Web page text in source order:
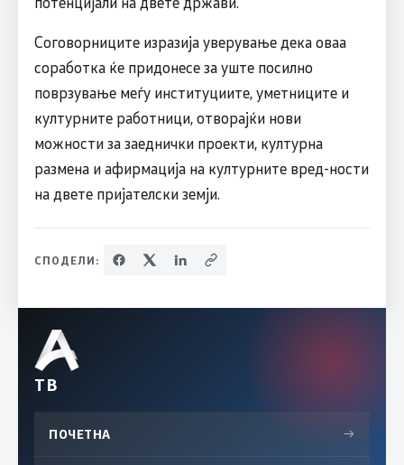
Соговорниците изразија уверување дека оваа
соработка ќе придонесе за уште посилно
поврзување меѓу институциите, уметниците и
културните работници, отворајќи нови
можности за заеднички проекти, културна
размена и афирмација на културните вред-ности
на двете пријателски земји.
СПОДЕЛИ:
ТВ
ПОЧЕТНА →